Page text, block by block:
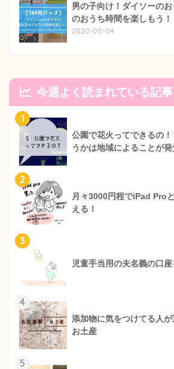
男の子向け！ダイソーの
のおうち時間を楽しもう！
2020-05-04
今週よく読まれている記事
1
公園で花火ってできるの
うかは地域によることが発
2
月々3000円程でiPad Pro
える！
3
児童手当用の夫名義の口
4
添加物に気をつけてる人
お土産
5